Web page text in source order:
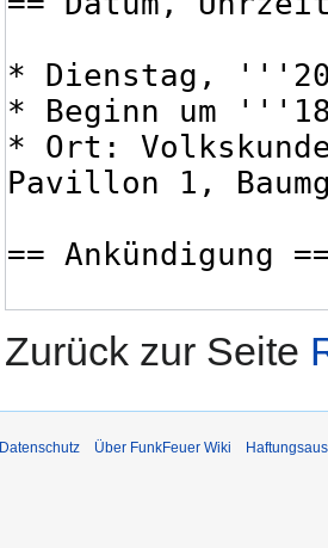
Zurück zur Seite
Datenschutz Über FunkFeuer Wiki